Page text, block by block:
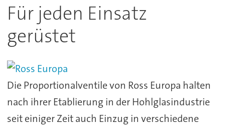
Für jeden Einsatz
gerüstet
Die Proportionalventile von Ross Europa halten
nach ihrer Etablierung in der Hohlglasindustrie
seit einiger Zeit auch Einzug in verschiedene